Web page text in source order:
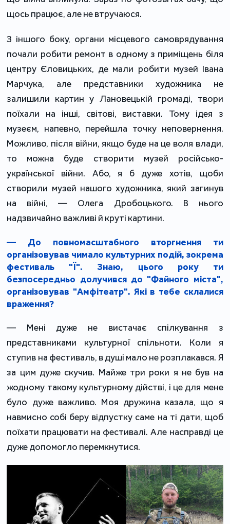
щось працює, але не втручаюся.
З іншого боку, органи місцевого самоврядування
почали робити ремонт в одному з приміщень біля
центру Єловицьких, де мали робити музей Івана
Марчука, але представники художника не
залишили картин у Лановецькій громаді, твори
поїхали на інші, світові, виставки. Тому ідея з
музеєм, напевно, перейшла точку неповернення.
Можливо, після війни, якщо буде на це воля влади,
то можна буде створити музей російсько-
української війни. Або, я б дуже хотів, щоби
створили музей нашого художника, який загинув
на війні, — Олега Дробоцького. В нього
надзвичайно важливі й круті картини.
— До повномасштабного вторгнення ти
організовував чимало культурних подій, зокрема
фестиваль "Ї". Знаю, цього року ти
безпосередньо долучився до "Файного міста",
організовував "Амфітеатр". Які в тебе склалися
враження?
— Мені дуже не вистачає спілкування з
представниками культурної спільноти. Коли я
ступив на фестиваль, в душі мало не розплакався. Я
за цим дуже скучив. Майже три роки я не був на
жодному такому культурному дійстві, і це для мене
було дуже важливо. Моя дружина казала, що я
навмисно собі беру відпустку саме на ті дати, щоб
поїхати працювати на фестивалі. Але насправді це
дуже допомогло перемкнутися.